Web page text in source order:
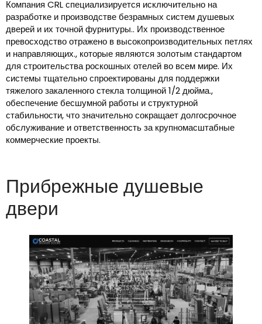
Компания CRL специализируется исключительно на
разработке и производстве безрамных систем душевых
дверей и их точной фурнитуры.. Их производственное
превосходство отражено в высокопроизводительных петлях
и направляющих., которые являются золотым стандартом
для строительства роскошных отелей во всем мире. Их
системы тщательно спроектированы для поддержки
тяжелого закаленного стекла толщиной 1/2 дюйма.,
обеспечение бесшумной работы и структурной
стабильности, что значительно сокращает долгосрочное
обслуживание и ответственность за крупномасштабные
коммерческие проекты.
Прибрежные душевые
двери